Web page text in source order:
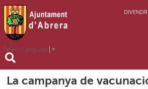
Select Language ▼
La campanya de